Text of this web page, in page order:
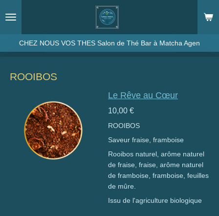
au
principal
CHEZ NOUS VOS THES Salon de Thé Bar à Matcha Agen
ROOIBOS
Le Rêve au Cœur
10,00 €
ROOIBOS
Saveur fraise, framboise
Rooibos naturel, arôme naturel
de fraise, fraise, arôme naturel
de framboise, framboise, feuilles
de mûre.
Issu de l'agriculture biologique